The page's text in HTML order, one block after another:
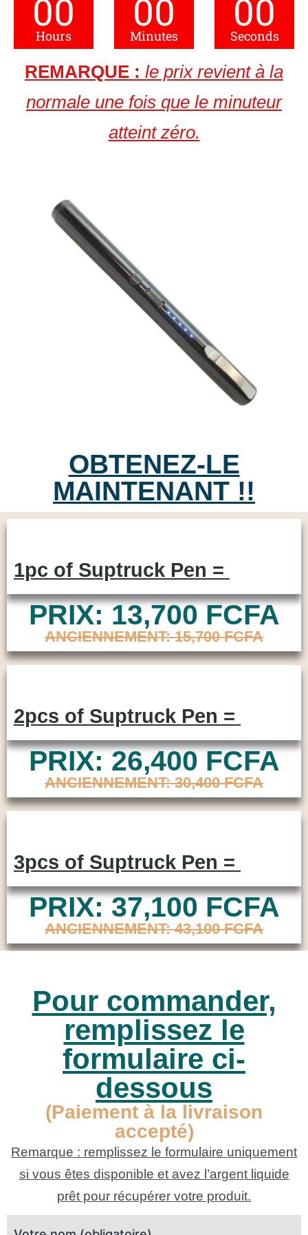
00
Hours 00
Minutes 00
Seconds
REMARQUE : le prix revient à la
normale une fois que le minuteur
atteint zéro.
OBTENEZ-LE
MAINTENANT !!
1pc of Suptruck Pen =
PRIX: 13,700 FCFA
ANCIENNEMENT: 15,700 FCFA
2pcs of Suptruck Pen =
PRIX: 26,400 FCFA
ANCIENNEMENT: 30,400 FCFA
3pcs of Suptruck Pen =
PRIX: 37,100 FCFA
ANCIENNEMENT: 43,100 FCFA
Pour commander,
remplissez le
formulaire ci-
dessous
(Paiement à la livraison
accepté)
Remarque : remplissez le formulaire uniquement
si vous êtes disponible et avez l’argent liquide
prêt pour récupérer votre produit.